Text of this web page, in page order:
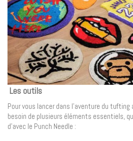
Les outils
Pour vous lancer dans l’aventure du
besoin de plusieurs éléments essentiels,
d’avec le Punch Needle :